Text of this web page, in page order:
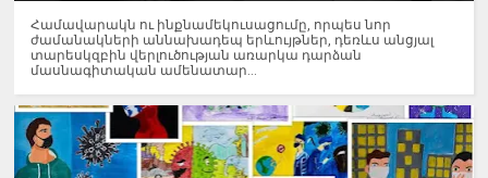
Համավարակն ու ինքնամեկուսացումը, որպես նոր
ժամանակների աննախադեպ երևույթներ, դեռևս անցյալ
տարեսկզբին վերլուծության առարկա դարձան
մասնագիտական ամենատար...